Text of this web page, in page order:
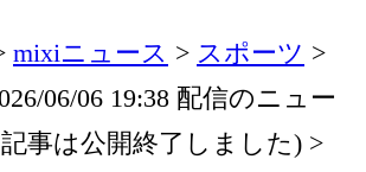
mixiニュース
スポーツ
06/06 19:38 配信のニュー
事は公開終了しました)